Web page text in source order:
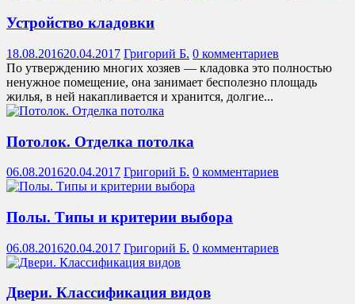
Устройство кладовки
18.08.201620.04.2017 Григорий Б. 0 комментариев
По утверждению многих хозяев — кладовка это полностью
ненужное помещение, она занимает бесполезно площадь
жилья, в ней накапливается и хранится, долгие...
Потолок. Отделка потолка
06.08.201620.04.2017 Григорий Б. 0 комментариев
Полы. Типы и критерии выбора
06.08.201620.04.2017 Григорий Б. 0 комментариев
Двери. Классификация видов